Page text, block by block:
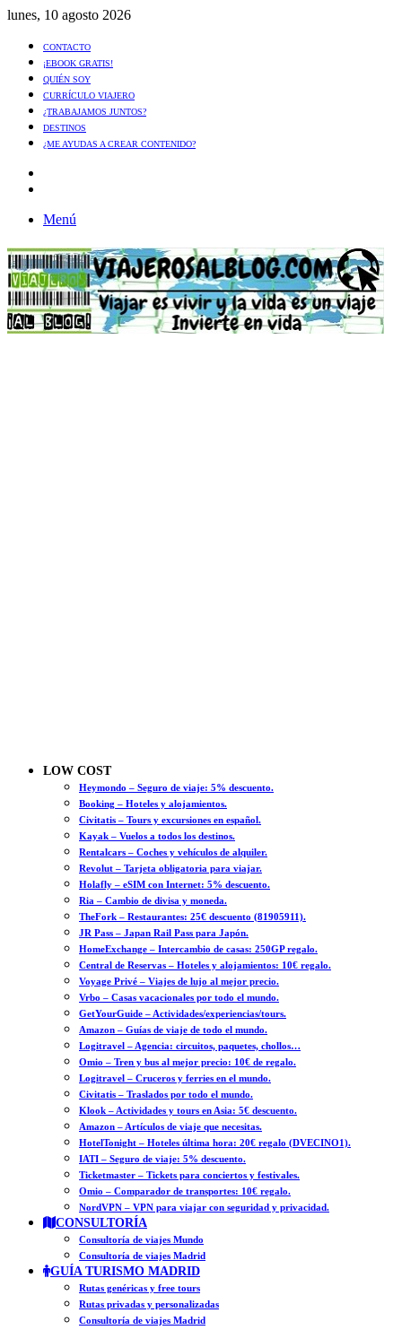
lunes, 10 agosto 2026
CONTACTO
¡EBOOK GRATIS!
QUIÉN SOY
CURRÍCULO VIAJERO
¿TRABAJAMOS JUNTOS?
DESTINOS
¿ME AYUDAS A CREAR CONTENIDO?
Menú
LOW COST
Heymondo – Seguro de viaje: 5% descuento.
Booking – Hoteles y alojamientos.
Civitatis – Tours y excursiones en español.
Kayak – Vuelos a todos los destinos.
Rentalcars – Coches y vehículos de alquiler.
Revolut – Tarjeta obligatoria para viajar.
Holafly – eSIM con Internet: 5% descuento.
Ria – Cambio de divisa y moneda.
TheFork – Restaurantes: 25€ descuento (81905911).
JR Pass – Japan Rail Pass para Japón.
HomeExchange – Intercambio de casas: 250GP regalo.
Central de Reservas – Hoteles y alojamientos: 10€ regalo.
Voyage Privé – Viajes de lujo al mejor precio.
Vrbo – Casas vacacionales por todo el mundo.
GetYourGuide – Actividades/experiencias/tours.
Amazon – Guías de viaje de todo el mundo.
Logitravel – Agencia: circuitos, paquetes, chollos…
Omio – Tren y bus al mejor precio: 10€ de regalo.
Logitravel – Cruceros y ferries en el mundo.
Civitatis – Traslados por todo el mundo.
Klook – Actividades y tours en Asia: 5€ descuento.
Amazon – Artículos de viaje que necesitas.
HotelTonight – Hoteles última hora: 20€ regalo (DVECINO1).
IATI – Seguro de viaje: 5% descuento.
Ticketmaster – Tickets para conciertos y festivales.
Omio – Comparador de transportes: 10€ regalo.
NordVPN – VPN para viajar con seguridad y privacidad.
CONSULTORÍA
Consultoría de viajes Mundo
Consultoría de viajes Madrid
GUÍA TURISMO MADRID
Rutas genéricas y free tours
Rutas privadas y personalizadas
Consultoría de viajes Madrid